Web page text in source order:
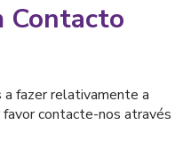
Contacto
fazer relativamente a
contacte-nos através